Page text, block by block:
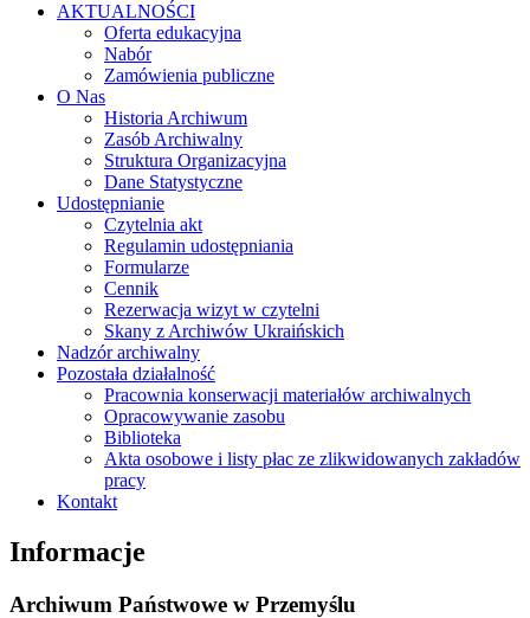
AKTUALNOŚCI
Oferta edukacyjna
Nabór
Zamówienia publiczne
O Nas
Historia Archiwum
Zasób Archiwalny
Struktura Organizacyjna
Dane Statystyczne
Udostępnianie
Czytelnia akt
Regulamin udostępniania
Formularze
Cennik
Rezerwacja wizyt w czytelni
Skany z Archiwów Ukraińskich
Nadzór archiwalny
Pozostała działalność
Pracownia konserwacji materiałów archiwalnych
Opracowywanie zasobu
Biblioteka
Akta osobowe i listy płac ze zlikwidowanych zakładów
pracy
Kontakt
Informacje
Archiwum Państwowe w Przemyślu